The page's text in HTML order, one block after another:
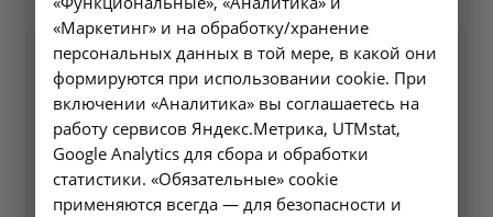
Оформите заявку на сайте,
мы свяжемся с вами в
ближайшее время и ответим
на все интересующие
вопросы.
2000 ₽
«Маркетинг» и на обработку/хранение
персональных данных в той мере, в какой они
формируются при использовании cookie. При
включении «Аналитика» вы соглашаетесь на
работу сервисов Яндекс.Метрика, UTMstat,
Google Analytics для сбора и обработки
статистики. «Обязательные» cookie
применяются всегда — для безопасности и